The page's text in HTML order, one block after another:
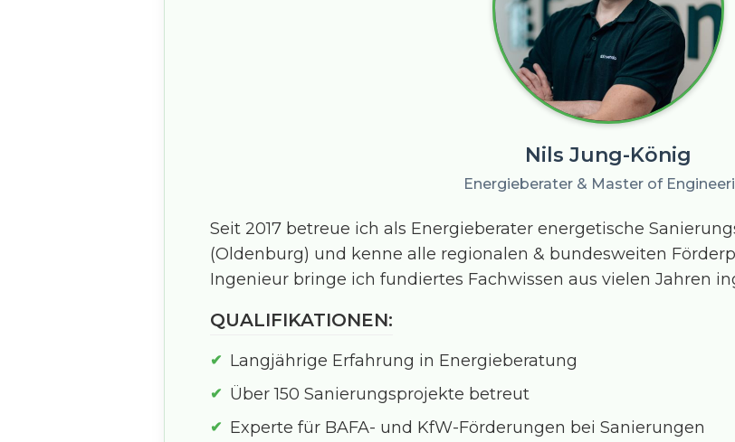
Nils Jung-König
Energieberater & Master of
Seit 2017 betreue ich als Energieberater energetische
(Oldenburg) und kenne alle regionalen & bundesweiten
Ingenieur bringe ich fundiertes Fachwissen aus vielen Jahren
QUALIFIKATIONEN:
Langjährige Erfahrung in Energieberatung
Über 150 Sanierungsprojekte betreut
Experte für BAFA- und KfW-Förderungen bei Sanierungen